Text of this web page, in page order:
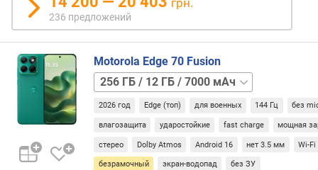
е
с
с
р
(
г
а
ф
и
грн.
236 предложений
Motorola Edge 70 Fusion
256 ГБ
/
8 ГБ
мАч
2026 год Edge (топ) для военных 144 Гц без
влагозащита ударостойкие fast charge мощная
стерео Dolby Atmos Android 16 нет 3.5 мм Wi-Fi
безрамочный экран-водопад без ЗУ